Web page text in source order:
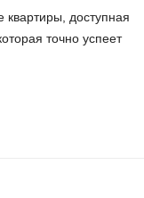
квартиры, доступная
точно успеет